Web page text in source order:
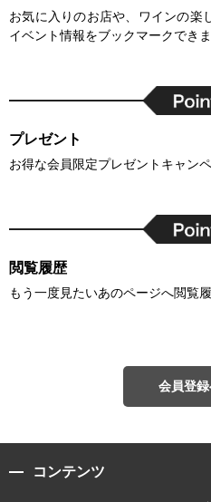
お気に入りのお店や、ワインの楽
イベント情報をブックマークできま
プレゼント
お得な会員限定プレゼントキャン
閲覧履歴
もう一度見たいあのページへ閲覧
会員登
コンテンツ